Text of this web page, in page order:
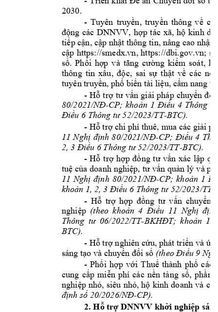
2030.
- Tuyên truyền, truyền thông về
động các DNNVV, hợp tác xã, hộ kinh
tiếp cận, cập nhật thông tin, nâng cao nhận
cập https://smedx.vn, https://dbi.gov.vn;
số. Phối hợp và tăng cường kiểm soát, kị
thông tin xấu, độc, sai sự thật về các nội
tuyên truyền, phổ biến tài liệu, cẩm nang
- Hỗ trợ tư vấn giải pháp chuyển đổi
80/2021/NĐ-CP; khoản 1 Điều 4 Thông
Điều 6 Thông tư 52/2023/TT-BTC).
- Hỗ trợ chi phí thuê, mua các giải
11 Nghị định 80/2021/NĐ-CP; Điều 4 Th
2, 3 Điều 6 Thông tư 52/2023/TT-BTC).
- Hỗ trợ hợp đồng tư vấn xác lập
tuệ của doanh nghiệp, tư vấn quản lý và ph
11 Nghị định 80/2021/NĐ-CP; khoản 1
khoản 1, 2, 3 Điều 6 Thông tư 52/2023/TT
- Hỗ trợ hợp đồng tư vấn chuyển
nghiệp (theo khoản 4 Điều 11 Nghị đị
Thông tư 06/2022/TT-BKHĐT; khoản 1,
BTC).
- Hỗ trợ nghiên cứu, phát triển và
sáng tạo và chuyển đổi số (theo Điều 9
- Phối hợp với Thuế thành phố các
cung cấp miễn phí các nền tảng số, phần
nghiệp nhỏ, siêu nhỏ, hộ kinh doanh và cá
định số 20/2026/NĐ-CP).
2. Hỗ trợ DNNVV khởi nghiệp sán